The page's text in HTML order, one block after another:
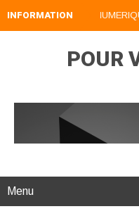
INFORMATION
NOS LIVRES
POUR
Menu